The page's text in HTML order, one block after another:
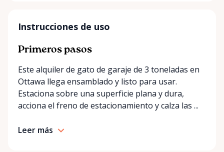
Instrucciones de uso
Primeros pasos
Este alquiler de gato de garaje de 3 toneladas en
Ottawa llega ensamblado y listo para usar.
Estaciona sobre una superficie plana y dura,
acciona el freno de estacionamiento y calza las ...
Leer más